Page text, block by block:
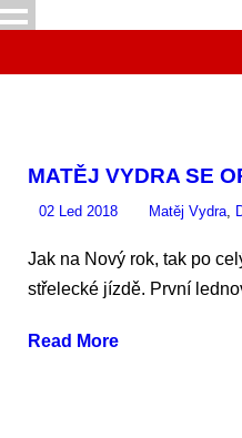
MATĚJ VYDRA SE
02 Led 2018 Matěj Vydra,
Jak na Nový rok, tak po
střelecké jízdě. První
Read More